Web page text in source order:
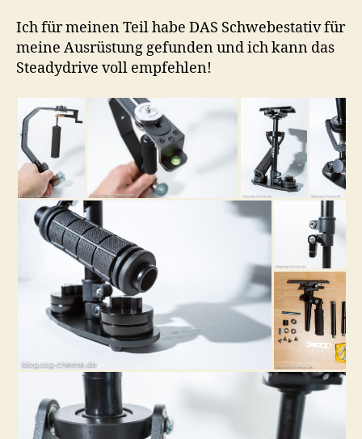
Ich für meinen Teil habe DAS Schwebestativ für
meine Ausrüstung gefunden und ich kann das
Steadydrive voll empfehlen!